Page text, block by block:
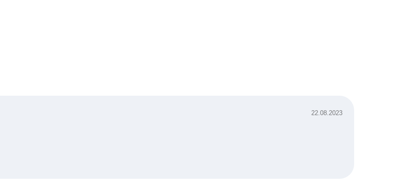
22.08.2023